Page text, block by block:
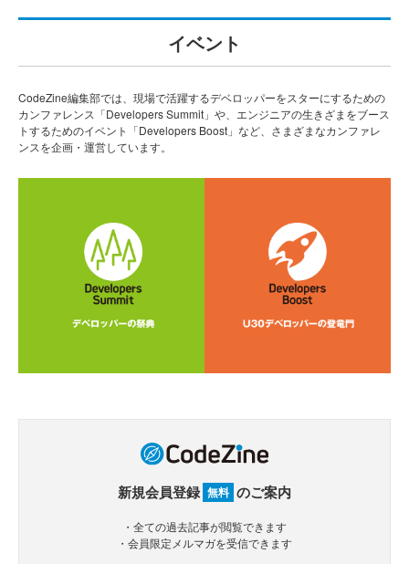
イベント
CodeZine編集部では、現場で活躍するデベロッパーをスターにするための
カンファレンス「Developers Summit」や、エンジニアの生きざまをブース
トするためのイベント「Developers Boost」など、さまざまなカンファレ
ンスを企画・運営しています。
新規会員登録 無料 のご案内
・全ての過去記事が閲覧できます
・会員限定メルマガを受信できます